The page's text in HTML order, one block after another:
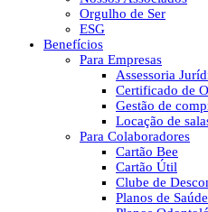
Orgulho de Ser
ESG
Benefícios
Para Empresas
Assessoria
Certificado de
Gestão de
Locação de
Para Colaboradores
Cartão Bee
Cartão Útil
Clube de
Planos de Saúde